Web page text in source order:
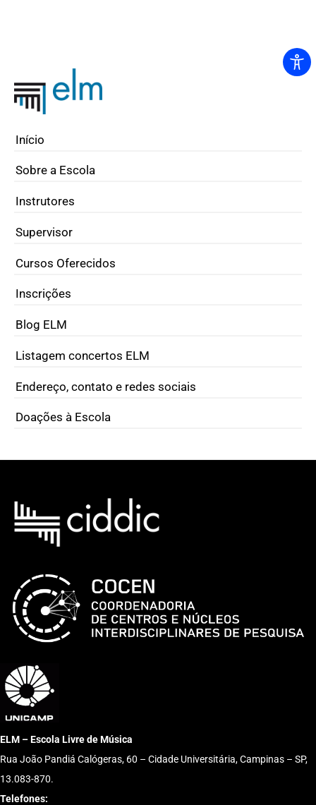
Início
Sobre a Escola
Instrutores
Supervisor
Cursos Oferecidos
Inscrições
Blog ELM
Listagem concertos ELM
Endereço, contato e redes sociais
Doações à Escola
ELM – Escola Livre de Música
Rua João Pandiá Calógeras, 60 – Cidade Universitária, Campinas – SP,
13.083-870.
Telefones: